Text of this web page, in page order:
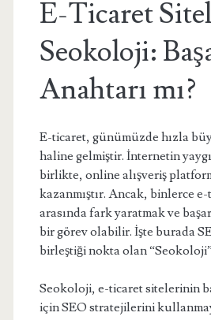
E-Ticaret
Seokoloji:
Anahtarı mı?
E-ticaret, günümüzde hızla
haline gelmiştir. İnternetin
birlikte, online alışveriş
kazanmıştır. Ancak, binlerce
arasında fark yaratmak ve
bir görev olabilir. İşte burada
birleştiği nokta olan
Seokoloji, e-ticaret sitelerinin
için SEO stratejilerini